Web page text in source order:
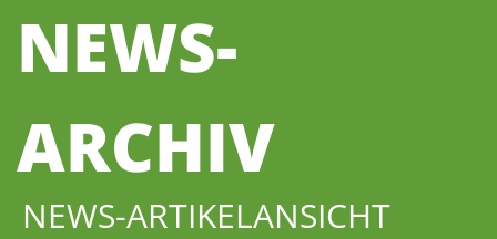
NEWS-
ARCHIV
NEWS-ARTIKELANSICHT